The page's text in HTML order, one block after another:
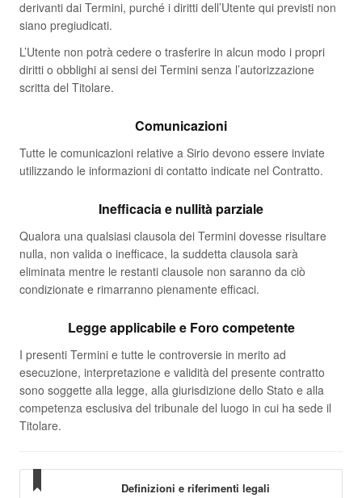
derivanti dai Termini, purché i diritti dell’Utente qui previsti non
siano pregiudicati.
L’Utente non potrà cedere o trasferire in alcun modo i propri
diritti o obblighi ai sensi dei Termini senza l’autorizzazione
scritta del Titolare.
Comunicazioni
Tutte le comunicazioni relative a Sirio devono essere inviate
utilizzando le informazioni di contatto indicate nel Contratto.
Inefficacia e nullità parziale
Qualora una qualsiasi clausola dei Termini dovesse risultare
nulla, non valida o inefficace, la suddetta clausola sarà
eliminata mentre le restanti clausole non saranno da ciò
condizionate e rimarranno pienamente efficaci.
Legge applicabile e Foro competente
I presenti Termini e tutte le controversie in merito ad
esecuzione, interpretazione e validità del presente contratto
sono soggette alla legge, alla giurisdizione dello Stato e alla
competenza esclusiva del tribunale del luogo in cui ha sede il
Titolare.
Definizioni e riferimenti legali